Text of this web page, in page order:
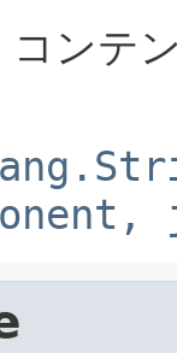
コンテ